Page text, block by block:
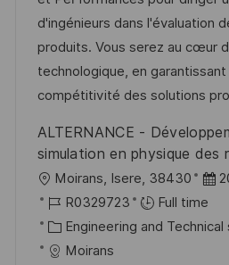
o
n
g
o
r
y
d'ingénieurs dans l'évaluation
produits. Vous serez au cœur
technologique, en
compétitivité des solutions
ALTERNANCE -
simulation en physique des
L
o
c
a
Moirans, Isere, 38430
P
o
s
J
o
b
R0329723
Full time
C
a
Engineering and
Moirans